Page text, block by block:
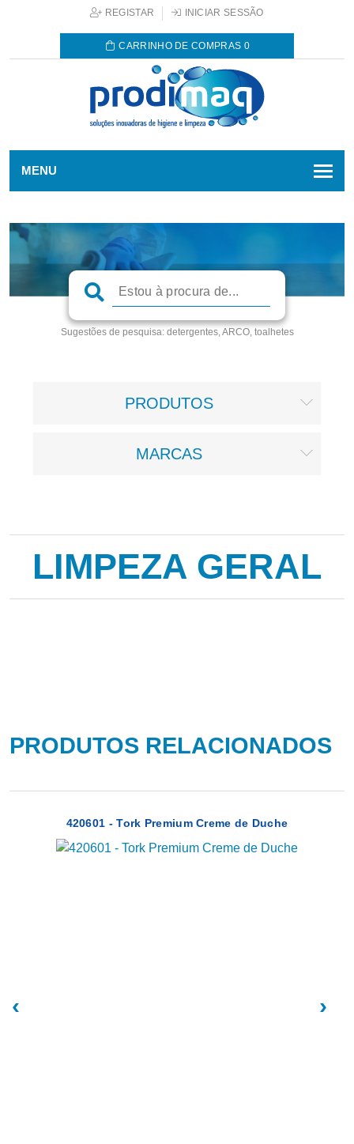
REGISTAR INICIAR SESSÃO
CARRINHO DE COMPRAS 0
MENU
Sugestões de pesquisa:detergentes, ARCO, toalhetes
PRODUTOS
MARCAS
LIMPEZA GERAL
PRODUTOS RELACIONADOS
420601 - Tork Premium Creme de Duche
‹ ›